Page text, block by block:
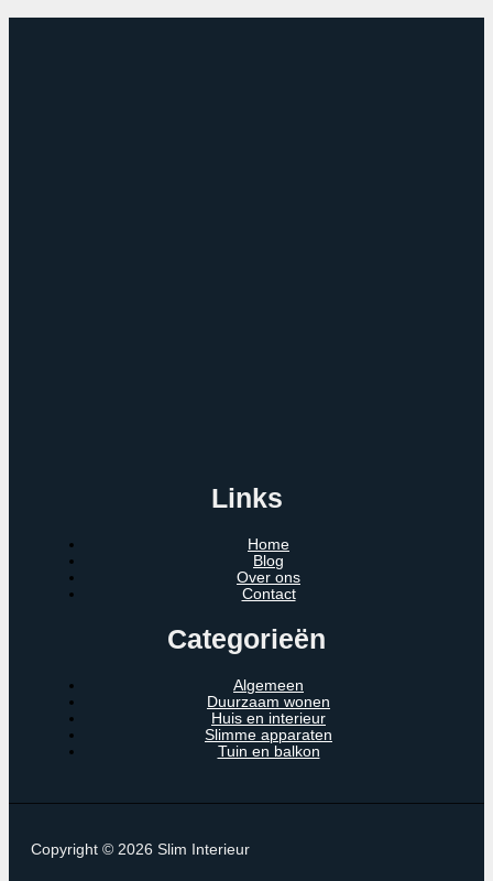
Links
Home
Blog
Over ons
Contact
Categorieën
Algemeen
Duurzaam wonen
Huis en interieur
Slimme apparaten
Tuin en balkon
Copyright © 2026 Slim Interieur